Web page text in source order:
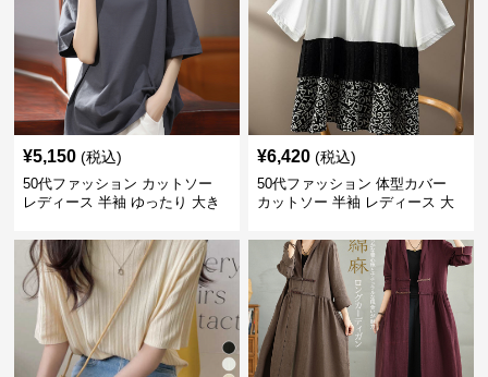
¥5,150 (税込)
50代ファッション カットソー
レディース 半袖 ゆったり 大き
¥6,420 (税込)
50代ファッション 体型カバー
カットソー 半袖 レディース 大